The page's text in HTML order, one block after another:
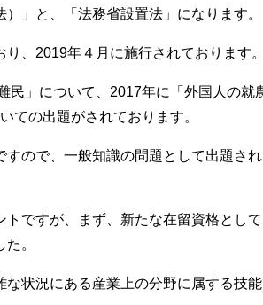
」と、「法務省設置法」になります。
、2019年４月に施行されております。
民」について、2017年に「外国人の就
ての出題がされております。
ので、一般知識の問題として出題さ
ですが、まず、新たな在留資格とし
。
状況にある産業上の分野に属する技